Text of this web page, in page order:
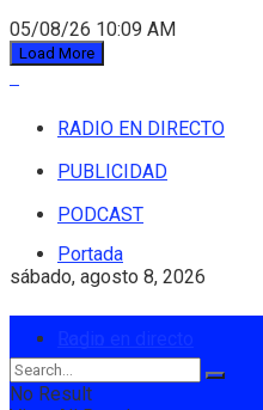
05/08/26 10:09 AM
Load More
RADIO EN DIRECTO
PUBLICIDAD
PODCAST
sábado, agosto 8, 2026
Portada
No Result